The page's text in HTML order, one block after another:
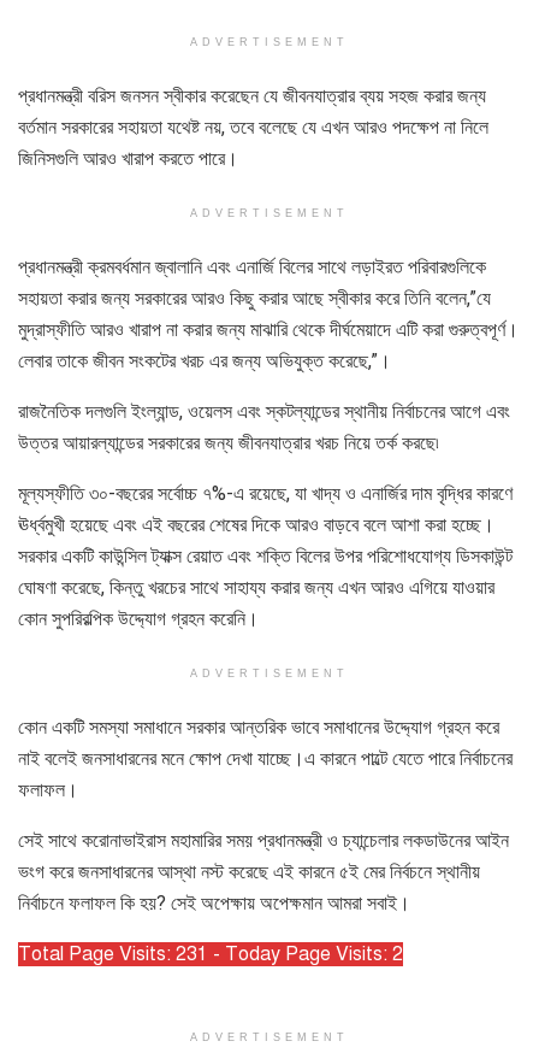
ADVERTISEMENT
প্রধানমন্ত্রী বরিস জনসন স্বীকার করেছেন যে জীবনযাত্রার ব্যয় সহজ করার জন্য
বর্তমান সরকারের সহায়তা যথেষ্ট নয়, তবে বলেছে যে এখন আরও পদক্ষেপ না নিলে
জিনিসগুলি আরও খারাপ করতে পারে।
ADVERTISEMENT
প্রধানমন্ত্রী ক্রমবর্ধমান জ্বালানি এবং এনার্জি বিলের সাথে লড়াইরত পরিবারগুলিকে
সহায়তা করার জন্য সরকারের আরও কিছু করার আছে স্বীকার করে তিনি বলেন,”যে
মুদ্রাস্ফীতি আরও খারাপ না করার জন্য মাঝারি থেকে দীর্ঘমেয়াদে এটি করা গুরুত্বপূর্ণ।
লেবার তাকে জীবন সংকটের খরচ এর জন্য অভিযুক্ত করেছে,”।
রাজনৈতিক দলগুলি ইংল্যান্ড, ওয়েলস এবং স্কটল্যান্ডের স্থানীয় নির্বাচনের আগে এবং
উত্তর আয়ারল্যান্ডের সরকারের জন্য জীবনযাত্রার খরচ নিয়ে তর্ক করছে৷
মূল্যস্ফীতি ৩০-বছরের সর্বোচ্চ ৭%-এ রয়েছে, যা খাদ্য ও এনার্জির দাম বৃদ্ধির কারণে
ঊর্ধ্বমুখী হয়েছে এবং এই বছরের শেষের দিকে আরও বাড়বে বলে আশা করা হচ্ছে।
সরকার একটি কাউন্সিল ট্যাক্স রেয়াত এবং শক্তি বিলের উপর পরিশোধযোগ্য ডিসকাউন্ট
ঘোষণা করেছে, কিন্তু খরচের সাথে সাহায্য করার জন্য এখন আরও এগিয়ে যাওয়ার
কোন সুপরিরল্পিক উদ্দ্যোগ গ্রহন করেনি।
ADVERTISEMENT
কোন একটি সমস্যা সমাধানে সরকার আন্তরিক ভাবে সমাধানের উদ্দ্যোগ গ্রহন করে
নাই বলেই জনসাধারনের মনে ক্ষোপ দেখা যাচ্ছে।এ কারনে পাল্টে যেতে পারে নির্বাচনের
ফলাফল।
সেই সাথে করোনাভাইরাস মহামারির সময় প্রধানমন্ত্রী ও চ্যান্চেলার লকডাউনের আইন
ভংগ করে জনসাধারনের আস্থা নস্ট করেছে এই কারনে ৫ই মের নির্বচনে স্থানীয়
নির্বাচনে ফলাফল কি হয়? সেই অপেক্ষায় অপেক্ষমান আমরা সবাই।
Total Page Visits: 231 - Today Page Visits: 2
ADVERTISEMENT